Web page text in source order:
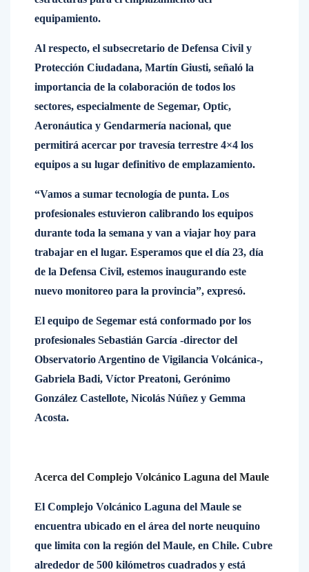
equipamiento.
Al respecto, el subsecretario de Defensa Civil y
Protección Ciudadana, Martín Giusti, señaló la
importancia de la colaboración de todos los
sectores, especialmente de Segemar, Optic,
Aeronáutica y Gendarmería nacional, que
permitirá acercar por travesía terrestre 4×4 los
equipos a su lugar definitivo de emplazamiento.
“Vamos a sumar tecnología de punta. Los
profesionales estuvieron calibrando los equipos
durante toda la semana y van a viajar hoy para
trabajar en el lugar. Esperamos que el día 23, día
de la Defensa Civil, estemos inaugurando este
nuevo monitoreo para la provincia”, expresó.
El equipo de Segemar está conformado por los
profesionales Sebastián García -director del
Observatorio Argentino de Vigilancia Volcánica-,
Gabriela Badi, Víctor Preatoni, Gerónimo
González Castellote, Nicolás Núñez y Gemma
Acosta.
Acerca del Complejo Volcánico Laguna del Maule
El Complejo Volcánico Laguna del Maule se
encuentra ubicado en el área del norte neuquino
que limita con la región del Maule, en Chile. Cubre
alrededor de 500 kilómetros cuadrados y está